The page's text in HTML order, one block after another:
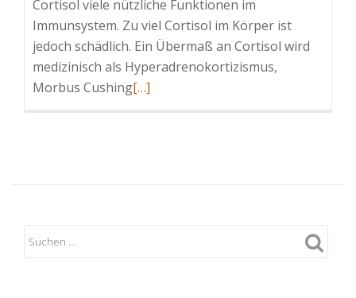
Cortisol viele nützliche Funktionen im
Immunsystem. Zu viel Cortisol im Körper ist
jedoch schädlich. Ein Übermaß an Cortisol wird
medizinisch als Hyperadrenokortizismus,
Morbus CushingRead
beim
[…]